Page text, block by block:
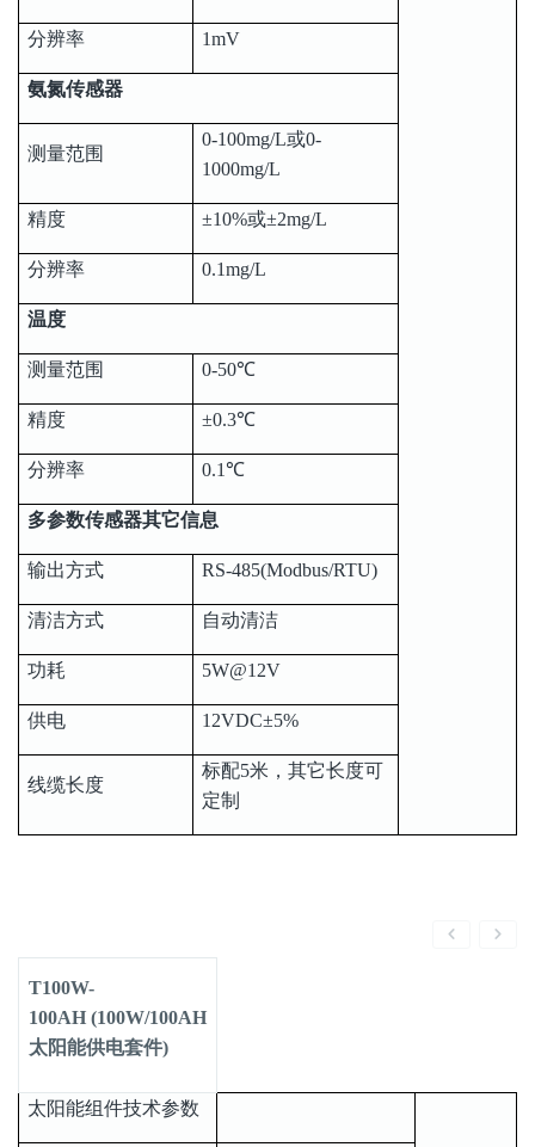
分辨率 1mV
氨氮传感器
测量范围
0-100mg/L或0-
1000mg/L
精度 ±10%或±2mg/L
分辨率 0.1mg/L
温度
测量范围 0-50℃
精度 ±0.3℃
分辨率 0.1℃
多参数传感器其它信息
输出方式 RS-485(Modbus/RTU)
清洁方式 自动清洁
功耗 5W@12V
供电 12VDC±5%
线缆长度
标配5米，其它长度可
定制
T100W-
100AH (100W/100AH
太阳能供电套件)
太阳能组件技术参数